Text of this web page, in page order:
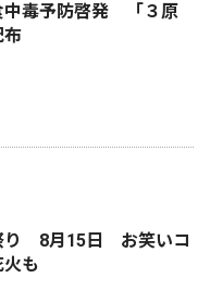
毒予防啓発 「３原
布
り 8月15日 お笑いコ
も